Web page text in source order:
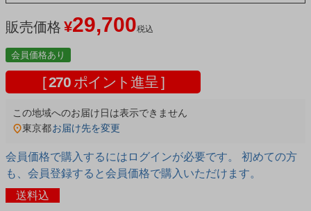
販売価格 ¥29,700税込
会員価格あり
[ 270 ポイント進呈 ]
この地域へのお届け日は表示できません
東京都お届け先を変更
会員価格で購入するにはログインが必要です。 初めての方
も、会員登録すると会員価格で購入いただけます。
送料込